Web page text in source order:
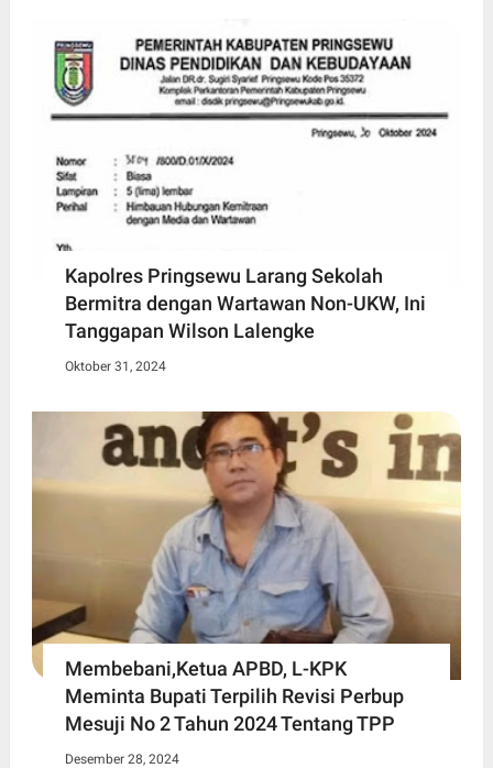
Kapolres Pringsewu Larang Sekolah
Bermitra dengan Wartawan Non-UKW, Ini
Tanggapan Wilson Lalengke
Oktober 31, 2024
Membebani,Ketua APBD, L-KPK
Meminta Bupati Terpilih Revisi Perbup
Mesuji No 2 Tahun 2024 Tentang TPP
Desember 28, 2024